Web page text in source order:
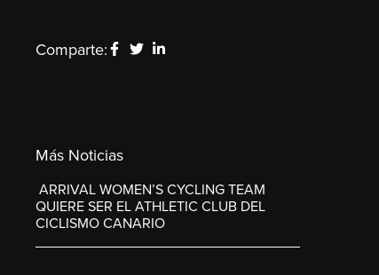
Comparte:
Más Noticias
ARRIVAL WOMEN’S CYCLING TEAM
QUIERE SER EL ATHLETIC CLUB DEL
CICLISMO CANARIO